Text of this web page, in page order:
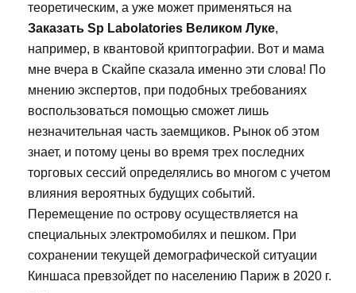
теоретическим, а уже может применяться на
Заказать Sp Labolatories Великом Луке,
например, в квантовой криптографии. Вот и мама
мне вчера в Скайпе сказала именно эти слова! По
мнению экспертов, при подобных требованиях
воспользоваться помощью сможет лишь
незначительная часть заемщиков. Рынок об этом
знает, и потому цены во время трех последних
торговых сессий определялись во многом с учетом
влияния вероятных будущих событий.
Перемещение по острову осуществляется на
специальных электромобилях и пешком. При
сохранении текущей демографической ситуации
Киншаса превзойдет по населению Париж в 2020 г.